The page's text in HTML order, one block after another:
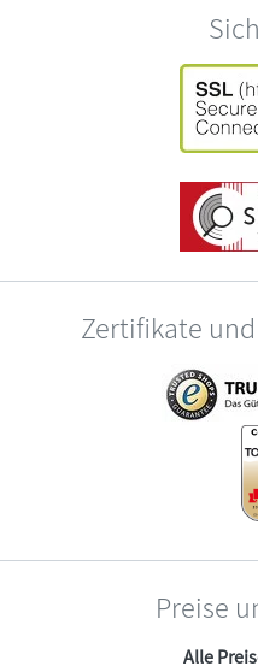
Zertifikate
Preise
Alle